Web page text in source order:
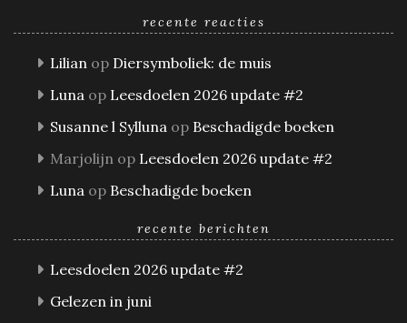
recente reacties
Lilian op Diersymboliek: de muis
Luna op Leesdoelen 2026 update #2
Susanne l Sylluna op Beschadigde boeken
Marjolijn op Leesdoelen 2026 update #2
Luna op Beschadigde boeken
recente berichten
Leesdoelen 2026 update #2
Gelezen in juni